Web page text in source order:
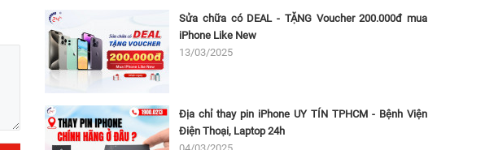
Sửa chữa có DEAL - TẶNG Voucher 200.000đ mua
iPhone Like New
13/03/2025
Địa chỉ thay pin iPhone UY TÍN TPHCM - Bệnh Viện
Điện Thoại, Laptop 24h